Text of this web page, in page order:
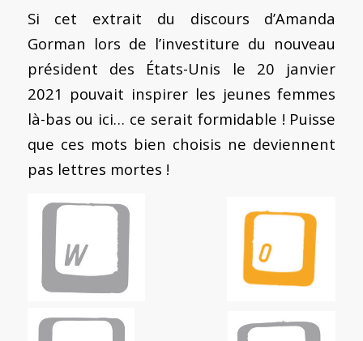
Si cet extrait du discours d’Amanda
Gorman lors de l’investiture du nouveau
président des États-Unis le 20 janvier
2021 pouvait inspirer les jeunes femmes
là-bas ou ici… ce serait formidable ! Puisse
que ces mots bien choisis ne deviennent
pas lettres mortes !